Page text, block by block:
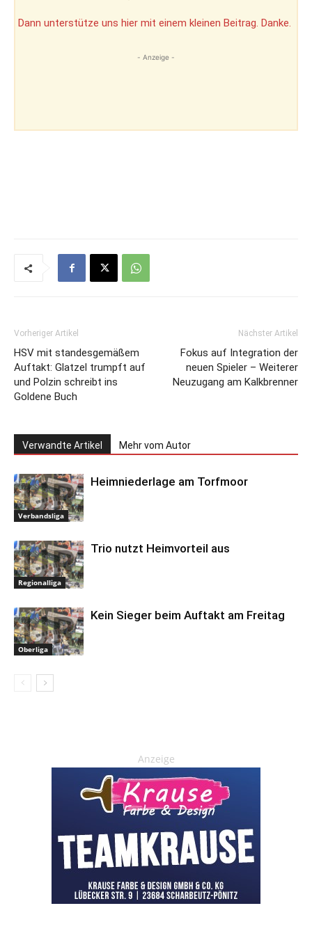
Dann unterstütze uns hier mit einem kleinen Beitrag. Danke.
- Anzeige -
Vorheriger Artikel
HSV mit standesgemäßem
Auftakt: Glatzel trumpft auf
und Polzin schreibt ins
Goldene Buch
Nächster Artikel
Fokus auf Integration der
neuen Spieler – Weiterer
Neuzugang am Kalkbrenner
Verwandte Artikel Mehr vom Autor
Verbandsliga
Heimniederlage am Torfmoor
Regionalliga
Trio nutzt Heimvorteil aus
Oberliga
Kein Sieger beim Auftakt am Freitag
Anzeige